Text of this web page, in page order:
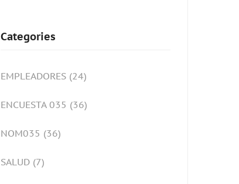
Categories
EMPLEADORES (24)
ENCUESTA 035 (36)
NOM035 (36)
SALUD (7)